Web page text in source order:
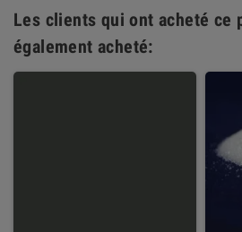
Les clients qui ont acheté ce
également acheté: